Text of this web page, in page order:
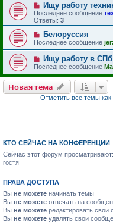
Ищу работу
Последнее сообщение
Ответы: 3
Белоруссия
Последнее сообщение
Ищу работу в СПб
Последнее сообщение
Новая тема
Отметить все темы как
КТО СЕЙЧАС НА КОНФЕРЕНЦИИ
Сейчас этот форум
гостя
ПРАВА ДОСТУПА
Вы не можете начинать темы
Вы не можете отвечать на
Вы не можете редактировать свои
Вы не можете удалять свои